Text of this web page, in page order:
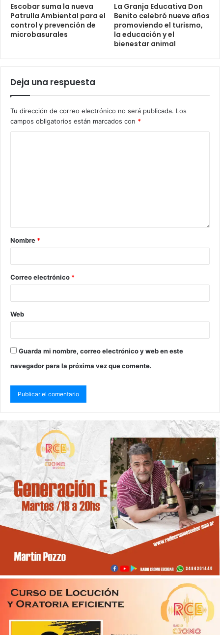
Escobar suma la nueva
Patrulla Ambiental para el
control y prevención de
microbasurales
La Granja Educativa Don
Benito celebró nueve años
promoviendo el turismo,
la educación y el
bienestar animal
Deja una respuesta
Tu dirección de correo electrónico no será publicada. Los
campos obligatorios están marcados con *
Nombre *
Correo electrónico *
Web
Guarda mi nombre, correo electrónico y web en este
navegador para la próxima vez que comente.